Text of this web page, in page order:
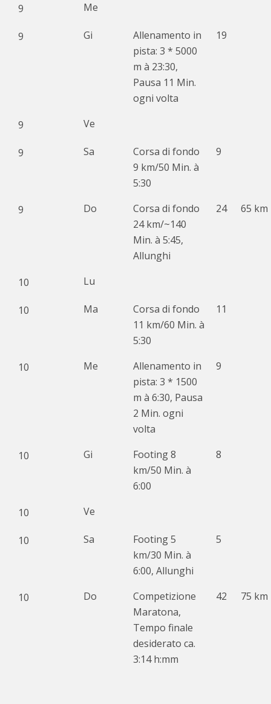
9 Me
9 Gi
Allenamento in
pista: 3 * 5000
m à 23:30,
Pausa 11 Min.
ogni volta
19
9 Ve
9 Sa
Corsa di fondo
9 km/50 Min. à
5:30
9
9 Do
Corsa di fondo
24 km/~140
Min. à 5:45,
Allunghi
24 65 km
10 Lu
10 Ma
Corsa di fondo
11 km/60 Min. à
5:30
11
10 Me
Allenamento in
pista: 3 * 1500
m à 6:30, Pausa
2 Min. ogni
volta
9
10 Gi
Footing 8
km/50 Min. à
6:00
8
10 Ve
10 Sa
Footing 5
km/30 Min. à
6:00, Allunghi
5
10 Do
Competizione
Maratona,
Tempo finale
desiderato ca.
3:14 h:mm
42 75 km